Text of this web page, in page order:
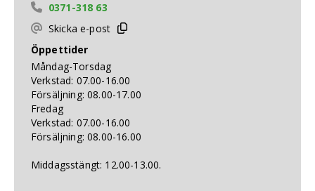
0371-318 63
Skicka e-post
Öppettider
Måndag-Torsdag
Verkstad: 07.00-16.00
Försäljning: 08.00-17.00
Fredag
Verkstad: 07.00-16.00
Försäljning: 08.00-16.00
Middagsstängt: 12.00-13.00.